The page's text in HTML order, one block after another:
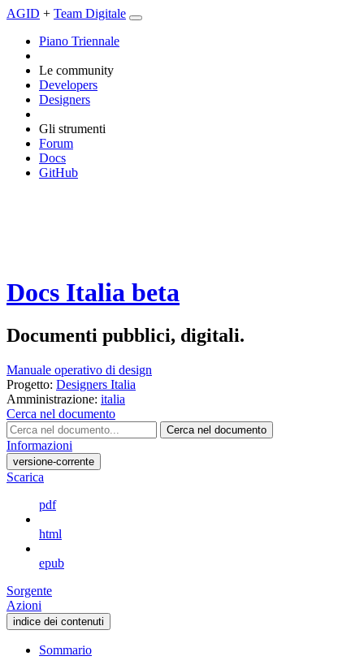
AGID + Team Digitale
Piano Triennale
Le community
Developers
Designers
Gli strumenti
Forum
Docs
GitHub
Docs Italia beta
Documenti pubblici, digitali.
Manuale operativo di design
Progetto: Designers Italia
Amministrazione: italia
Cerca nel documento
Cerca nel documento
Informazioni
versione-corrente
Scarica
pdf
html
epub
Sorgente
Azioni
indice dei contenuti
Sommario